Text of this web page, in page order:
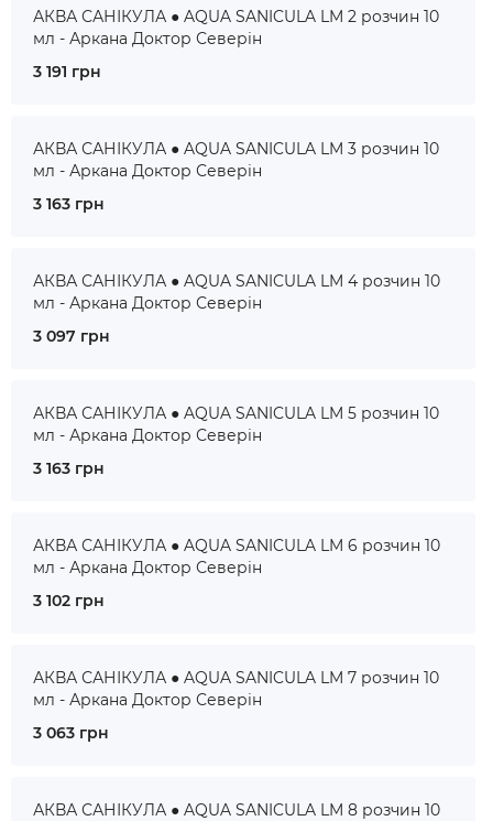
АКВА САНІКУЛА ● AQUA SANICULA LM 2 розчин 10
мл - Аркана Доктор Северін
3 191 грн
АКВА САНІКУЛА ● AQUA SANICULA LM 3 розчин 10
мл - Аркана Доктор Северін
3 163 грн
АКВА САНІКУЛА ● AQUA SANICULA LM 4 розчин 10
мл - Аркана Доктор Северін
3 097 грн
АКВА САНІКУЛА ● AQUA SANICULA LM 5 розчин 10
мл - Аркана Доктор Северін
3 163 грн
АКВА САНІКУЛА ● AQUA SANICULA LM 6 розчин 10
мл - Аркана Доктор Северін
3 102 грн
АКВА САНІКУЛА ● AQUA SANICULA LM 7 розчин 10
мл - Аркана Доктор Северін
3 063 грн
АКВА САНІКУЛА ● AQUA SANICULA LM 8 розчин 10